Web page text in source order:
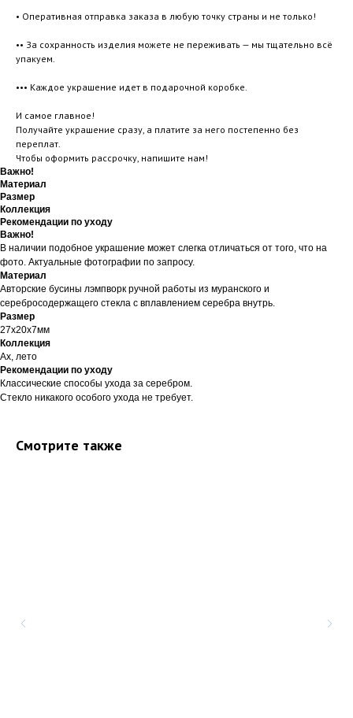
• Оперативная отправка заказа в любую точку страны и не только!
•• За сохранность изделия можете не переживать — мы тщательно всё
упакуем.
••• Каждое украшение идет в подарочной коробке.
И самое главное!
Получайте украшение сразу, а платите за него постепенно без
переплат.
Чтобы оформить рассрочку, напишите нам!
Важно!
Материал
Размер
Коллекция
Рекомендации по уходу
Важно!
В наличии подобное украшение может слегка отличаться от того, что на
фото. Актуальные фотографии по запросу.
Материал
Авторские бусины лэмпворк ручной работы из муранского и
серебросодержащего стекла с вплавлением серебра внутрь.
Размер
27х20х7мм
Коллекция
Ах, лето
Рекомендации по уходу
Классические способы ухода за серебром.
Стекло никакого особого ухода не требует.
Смотрите также